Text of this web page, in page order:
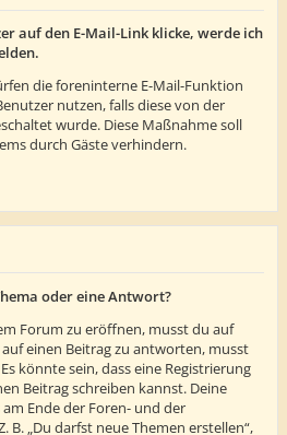
auf den E-Mail-Link klicke, werde ich
die foreninterne E-Mail-Funktion
nutzen, falls diese von der
wurde. Diese Maßnahme soll
durch Gäste verhindern.
oder eine Antwort?
Forum zu eröffnen, musst du auf
auf einen Beitrag zu antworten, musst
könnte sein, dass eine Registrierung
Beitrag schreiben kannst. Deine
Ende der Foren- und der
B. „Du darfst neue Themen erstellen“,